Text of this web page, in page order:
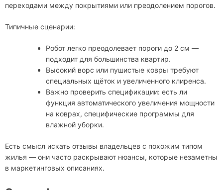
переходами между покрытиями или преодолением порогов.
Типичные сценарии:
Робот легко преодолевает пороги до 2 см —
подходит для большинства квартир.
Высокий ворс или пушистые ковры требуют
специальных щёток и увеличенного клиренса.
Важно проверить спецификации: есть ли
функция автоматического увеличения мощности
на коврах, специфические программы для
влажной уборки.
Есть смысл искать отзывы владельцев с похожим типом
жилья — они часто раскрывают нюансы, которые незаметны
в маркетинговых описаниях.